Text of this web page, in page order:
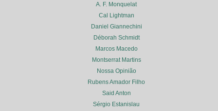
A. F. Monquelat
Cal Lightman
Daniel Giannechini
Déborah Schmidt
Marcos Macedo
Montserrat Martins
Nossa Opinião
Rubens Amador Filho
Said Anton
Sérgio Estanislau